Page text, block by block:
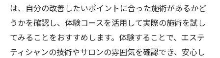
は、自分の改善したいポイントに合った施術があるかど
うかを確認し、体験コースを活用して実際の施術を試し
てみることをおすすめします。体験することで、エステ
ティシャンの技術やサロンの雰囲気を確認でき、安心し